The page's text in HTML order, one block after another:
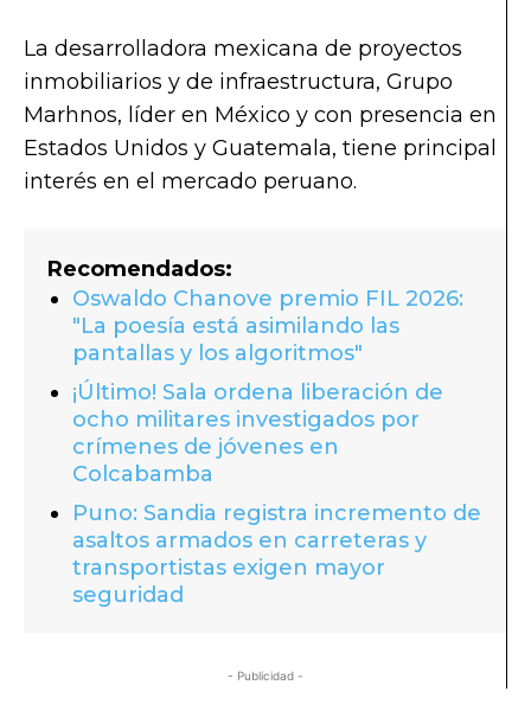
La desarrolladora mexicana de proyectos
inmobiliarios y de infraestructura, Grupo
Marhnos, líder en México y con presencia en
Estados Unidos y Guatemala, tiene principal
interés en el mercado peruano.
Recomendados:
Oswaldo Chanove premio FIL 2026:
"La poesía está asimilando las
pantallas y los algoritmos"
¡Último! Sala ordena liberación de
ocho militares investigados por
crímenes de jóvenes en
Colcabamba
Puno: Sandia registra incremento de
asaltos armados en carreteras y
transportistas exigen mayor
seguridad
- Publicidad -